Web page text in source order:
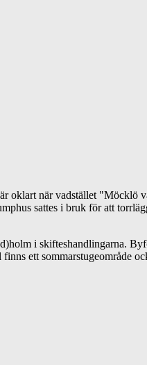
oklart när vadstället "Möcklö
sattes i bruk för att
i skifteshandlingarna.
ett sommarstugeområde